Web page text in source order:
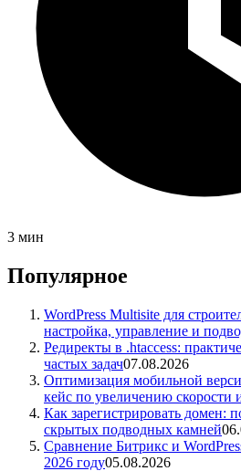
3 мин
Популярное
WordPress Multisite для
настройка, управление и
Редиректы в .htaccess:
частых задач07.08.2026
Оптимизация мобильной
кейс по увеличению скорости
Как зарегистрировать домен:
скрытых подводных камней
Сравнение Битрикс и
2026 году05.08.2026